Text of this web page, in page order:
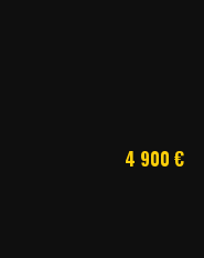
4 900 €